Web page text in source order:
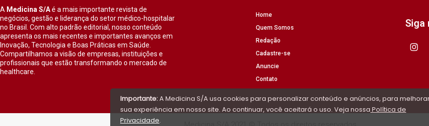
A Medicina S/Aé a mais importante revista de
negócios, gestão e liderança do setor médico-hospitalar
no Brasil. Com alto padrão editorial, nosso conteúdo
apresenta os mais recentes e importantes avanços em
Inovação, Tecnologia e Boas Práticas em Saúde.
Compartilhamos a visão de empresas, instituições e
profissionais que estão transformando o mercado de
healthcare.
Home
Quem Somos
Redação
Cadastre-se
Anuncie
Contato
Siga
Importante:A Medicina S/A usa cookies para personalizar conteúdo e anúncios, para
sua experiência em nosso site. Ao continuar, você aceitará o uso. Veja nossa Política de
Privacidade.